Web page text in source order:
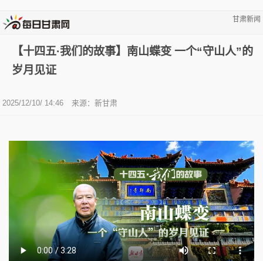
甘肃新闻
【十四五·我们的故事】南山蝶变 一个“守山人”的
岁月见证
2025/12/10/ 14:46 来源：新甘肃